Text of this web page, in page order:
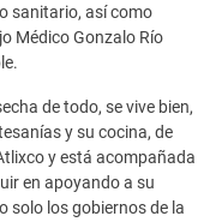
sanitario, así como
Médico Gonzalo Río
de todo, se vive bien,
y su cocina, de
y está acompañada
en apoyando a su
solo los gobiernos de la